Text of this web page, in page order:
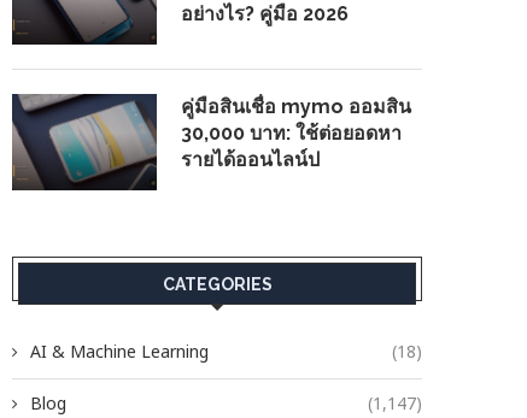
อย่างไร? คู่มือ 2026
คู่มือสินเชื่อ mymo ออมสิน
30,000 บาท: ใช้ต่อยอดหา
รายได้ออนไลน์ป
CATEGORIES
AI & Machine Learning (18)
Blog (1,147)